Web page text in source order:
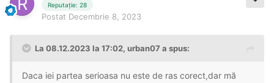
Reputație: 28
Postat Decembrie 8, 2023
La 08.12.2023 la 17:02, urban07 a spus:
Daca iei partea serioasa nu este de ras corect,dar mă